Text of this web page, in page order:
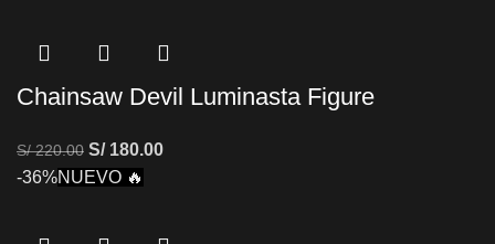
Chainsaw Devil Luminasta Figure
S/220.00 S/180.00
-36%NUEVO 🔥